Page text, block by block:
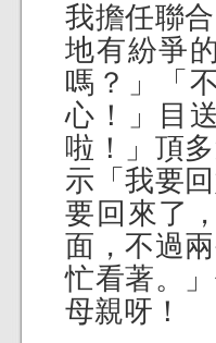
我擔任聯
地有紛爭
嗎？」「
心！」目
啦！」頂
示「我要
要回來了
面，不過
忙看著。
母親呀！